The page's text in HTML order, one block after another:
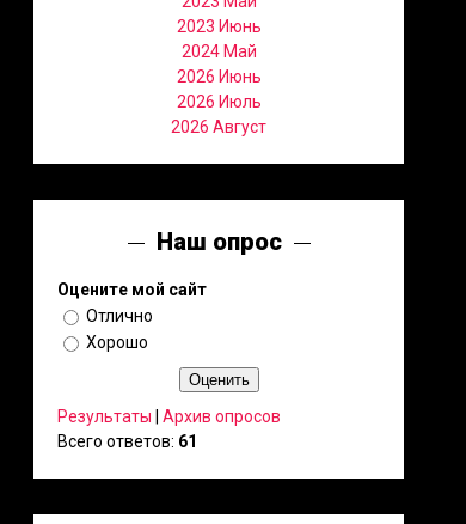
2023 Июнь
2024 Май
2026 Июнь
2026 Июль
2026 Август
Наш опрос
Оцените мой сайт
Отлично
Хорошо
Результаты
Архив опросов
Всего ответов: 61